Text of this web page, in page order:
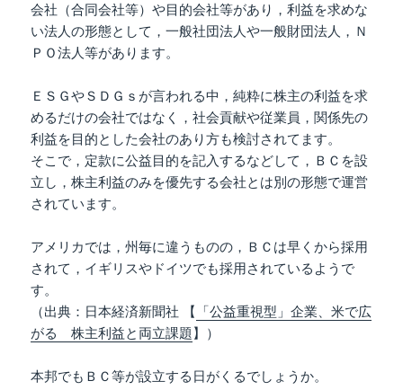
会社（合同会社等）や目的会社等があり，利益を求めな
い法人の形態として，一般社団法人や一般財団法人，Ｎ
ＰＯ法人等があります。
ＥＳＧやＳＤＧｓが言われる中，純粋に株主の利益を求
めるだけの会社ではなく，社会貢献や従業員，関係先の
利益を目的とした会社のあり方も検討されてます。
そこで，定款に公益目的を記入するなどして，ＢＣを設
立し，株主利益のみを優先する会社とは別の形態で運営
されています。
アメリカでは，州毎に違うものの，ＢＣは早くから採用
されて，イギリスやドイツでも採用されているようで
す。
（出典：日本経済新聞社 【 「公益重視型」企業、米で広
がる 株主利益と両立課題】）
本邦でもＢＣ等が設立する日がくるでしょうか。